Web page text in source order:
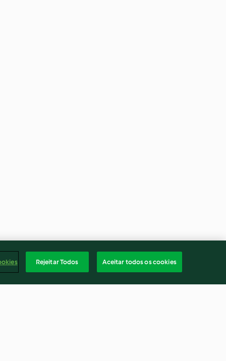
Rejeitar Todos Aceitar todos os cookies